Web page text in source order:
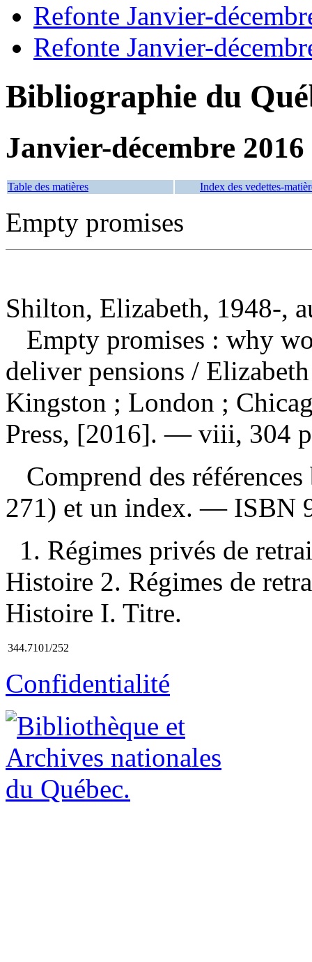
Refonte Janvier-
Refonte Janvier-
Bibliographie du
Janvier-décembre 2016
Table des matières Index des vedettes-
Empty promises
Shilton, Elizabeth, 1948-,
Empty promises : why
deliver pensions /
Kingston ; London ;
Press, [2016]. — viii, 304
Comprend des
271) et un index. — ISBN
1. Régimes privés de
Histoire 2. Régimes de
Histoire I. Titre.
344.7101/252
Confidentialité